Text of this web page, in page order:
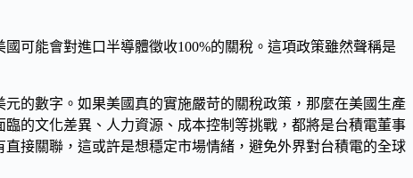
國可能會對進口半導體徵收100%的關稅 。這項政策雖然聲稱是
元的數字。如果美國真的實施嚴苛的關稅政策，那麼在美國生產
的文化差異、人力資源、成本控制等挑戰，都將是台積電董事
接關聯，這或許是想穩定市場情緒，避免外界對台積電的全球